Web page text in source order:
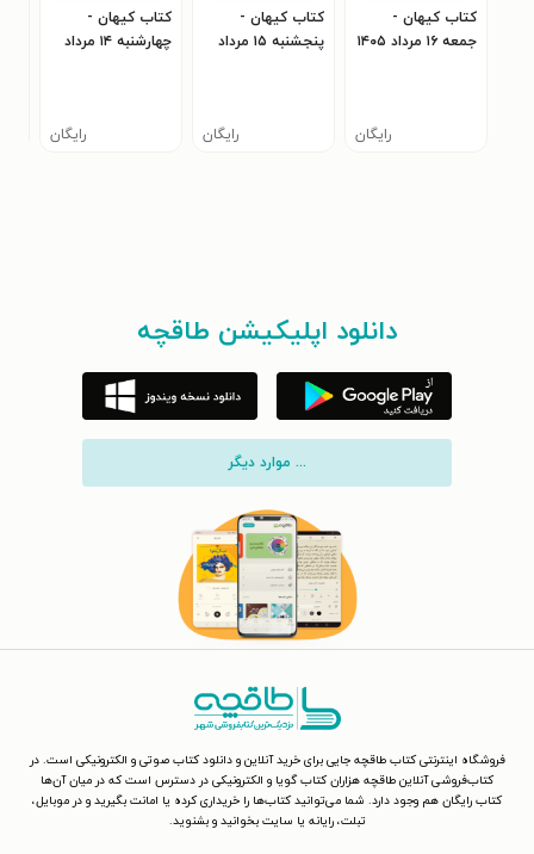
کتاب کیهان -
جمعه ۱۶ مرداد ۱۴۰۵
رایگان
کتاب کیهان -
پنجشنبه ۱۵ مرداد
رایگان
کتاب کیهان -
چهارشنبه ۱۴ مرداد
رایگان
دانلود اپلیکیشن طاقچه
... موارد دیگر
فروشگاه اینترنتی کتاب طاقچه جایی برای خرید آنلاین و دانلود کتاب صوتی و الکترونیکی است. در
کتاب‌فروشی آنلاین طاقچه هزاران کتاب گویا و الکترونیکی در دسترس است که در میان آن‌ها
کتاب رایگان هم وجود دارد. شما می‌توانید کتاب‌ها را خریداری کرده یا امانت بگیرید و در موبایل،
تبلت، رایانه یا سایت بخوانید و بشنوید.